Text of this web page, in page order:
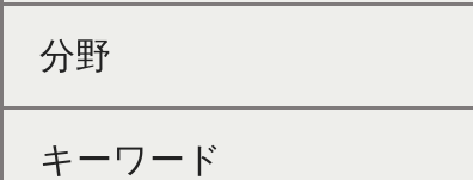
分野
キーワード